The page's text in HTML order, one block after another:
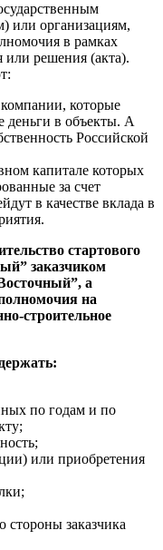
или организациям,
в рамках
или решения (акта).
которые
деньги в объекты. А
Российской
капитале которых
за счет
в качестве вклада в
стартового
заказчиком
а
на
строительное
по годам и по
или приобретения
стороны заказчика